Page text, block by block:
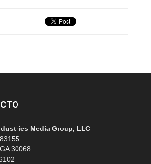
Media Group, LLC
30068